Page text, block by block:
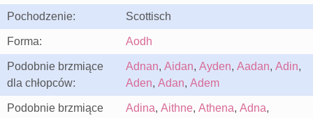
Pochodzenie: Scottisch
Forma: Aodh
Podobnie brzmiące
dla chłopców:
Adnan, Aidan, Ayden, Aadan, Adin,
Aden, Adan, Adem
Podobnie brzmiące
Adina, Aithne, Athena, Adna,